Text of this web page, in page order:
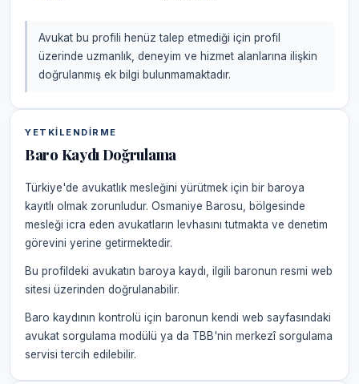
Avukat bu profili henüz talep etmediği için profil
üzerinde uzmanlık, deneyim ve hizmet alanlarına ilişkin
doğrulanmış ek bilgi bulunmamaktadır.
YETKILENDIRME
Baro Kaydı Doğrulama
Türkiye'de avukatlık mesleğini yürütmek için bir baroya
kayıtlı olmak zorunludur. Osmaniye Barosu, bölgesinde
mesleği icra eden avukatların levhasını tutmakta ve denetim
görevini yerine getirmektedir.
Bu profildeki avukatın baroya kaydı, ilgili baronun resmi web
sitesi üzerinden doğrulanabilir.
Baro kaydının kontrolü için baronun kendi web sayfasındaki
avukat sorgulama modülü ya da TBB'nin merkezî sorgulama
servisi tercih edilebilir.